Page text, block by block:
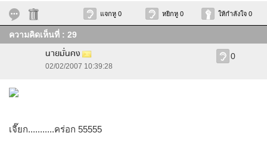
แจกหู 0 หยิกหู 0 ให้กำลังใจ 0
ความคิดเห็นที่ : 29
นายมั่นคง
02/02/2007 10:39:28
0
เจี๊ยก...........คร่อก 55555